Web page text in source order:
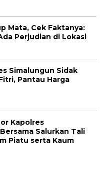
Mata, Cek Faktanya:
Perjudian di Lokasi
Simalungun Sidak
Pantau Harga
Kapolres
Salurkan Tali
Piatu serta Kaum